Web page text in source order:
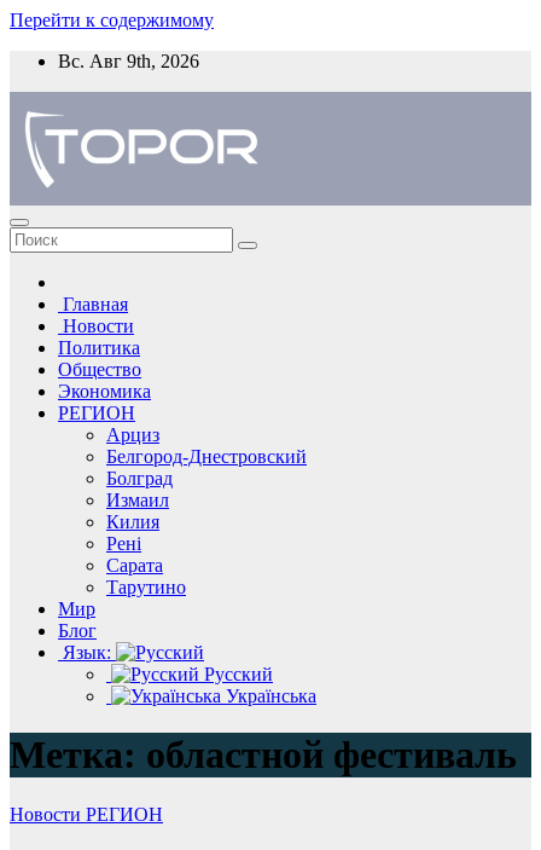
Перейти к содержимому
Вс. Авг 9th, 2026
Главная
Новости
Политика
Общество
Экономика
РЕГИОН
Арциз
Белгород-Днестровский
Болград
Измаил
Килия
Рені
Сарата
Тарутино
Мир
Блог
Язык:
Русский
Українська
Метка: областной фестиваль
Новости РЕГИОН